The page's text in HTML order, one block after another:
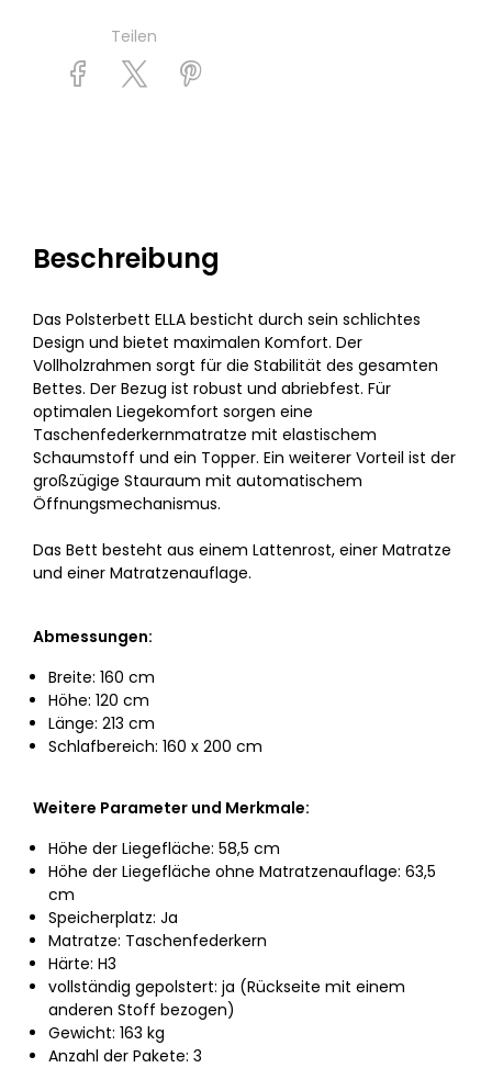
Teilen
Beschreibung
Das Polsterbett ELLA besticht durch sein schlichtes
Design und bietet maximalen Komfort. Der
Vollholzrahmen sorgt für die Stabilität des gesamten
Bettes. Der Bezug ist robust und abriebfest. Für
optimalen Liegekomfort sorgen eine
Taschenfederkernmatratze mit elastischem
Schaumstoff und ein Topper. Ein weiterer Vorteil ist der
großzügige Stauraum mit automatischem
Öffnungsmechanismus.
Das Bett besteht aus einem Lattenrost, einer Matratze
und einer Matratzenauflage.
Abmessungen:
Breite: 160 cm
Höhe: 120 cm
Länge: 213 cm
Schlafbereich: 160 x 200 cm
Weitere Parameter und Merkmale:
Höhe der Liegefläche: 58,5 cm
Höhe der Liegefläche ohne Matratzenauflage: 63,5
cm
Speicherplatz: Ja
Matratze: Taschenfederkern
Härte: H3
vollständig gepolstert: ja (Rückseite mit einem
anderen Stoff bezogen)
Gewicht: 163 kg
Anzahl der Pakete: 3